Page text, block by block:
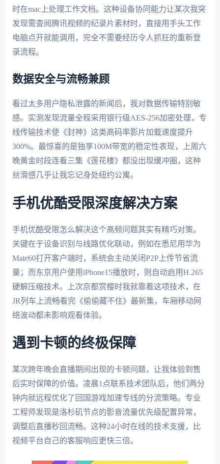
时在mac上处理工作文档。这种设备协同能力让某次我突
发现需查阅腾讯视频的纪录片素材时，直接用手头工作
电脑点开就能调用，完全不需要经历令人抓狂的重新登
录流程。
数据安全与流畅兼顾
看过太多用户隐私泄露的新闻后，我对数据传输特别敏
感。实测发现流量全程采用银行级AES-256加密处理，专
线传输技术使《封神》这类高码率影片加载速度提升
300%。最惊喜的是独享100M带宽的稳定性表现，上周六
晚黄金时段连看三集《莲花楼》都没出现缓冲圈，这种
丝滑感几乎让我忘记身处纽约公寓。
手机优酷受限深度解决方案
手机优酷受限怎么解决这个高频问题其实有精巧对策。
关键在于设备识别与线路优化联动，例如在悉尼用华为
Mate60打开客户端时，系统会主动关闭P2P上传节省流
量；而东京用户使用iPhone15播放时，则自动启用H.265
硬解压缩技术。上次京都赏樱时我就靠着这项技术，在
JR列车上流畅看完《偷偷藏不住》最新集，车厢移动网
络波动都未影响观看体验。
遇到卡顿的终极保障
某次跨年晚会直播期间出现的卡顿问题，让我体验到售
后实时保障的价值。凌晨1点联系技术团队后，他们两分
钟内就远程优化了回国游戏加速专线的分流策略。专业
工程师发现是洛杉矶节点的影音流量优先级配置异常，
调整后直播秒回流畅。这种24小时在线的技术支援，比
视频平台自己的客服响应更快三倍。